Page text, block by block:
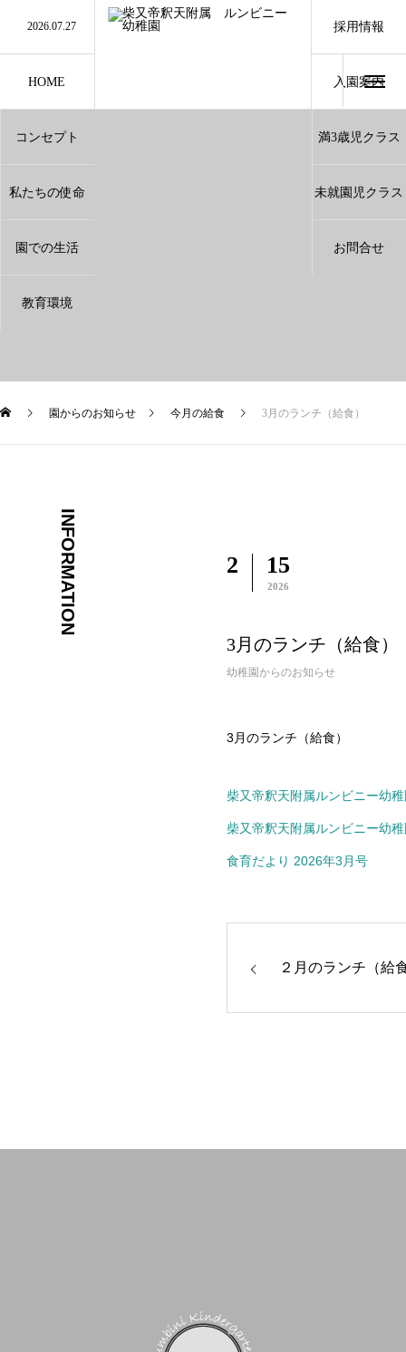
HOME
コンセプト
私たちの使命
園での生活
教育環境
入園案内
満3歳児クラス
未就園児クラス
お問合せ
2026.07.27 夏休み中のお問い合わせに関しまして
2026.07.10
2026.07.3
採用情報
園からのお知らせ 今月の給食 3月のランチ（給食）
INFORMATION 2 15
2026
3月のランチ（給食）
幼稚園からのお知らせ
3月のランチ（給食）
柴又帝釈天附属ルンビニー幼
柴又帝釈天附属ルンビニー幼
食育だより 2026年3月号
２月のランチ（給